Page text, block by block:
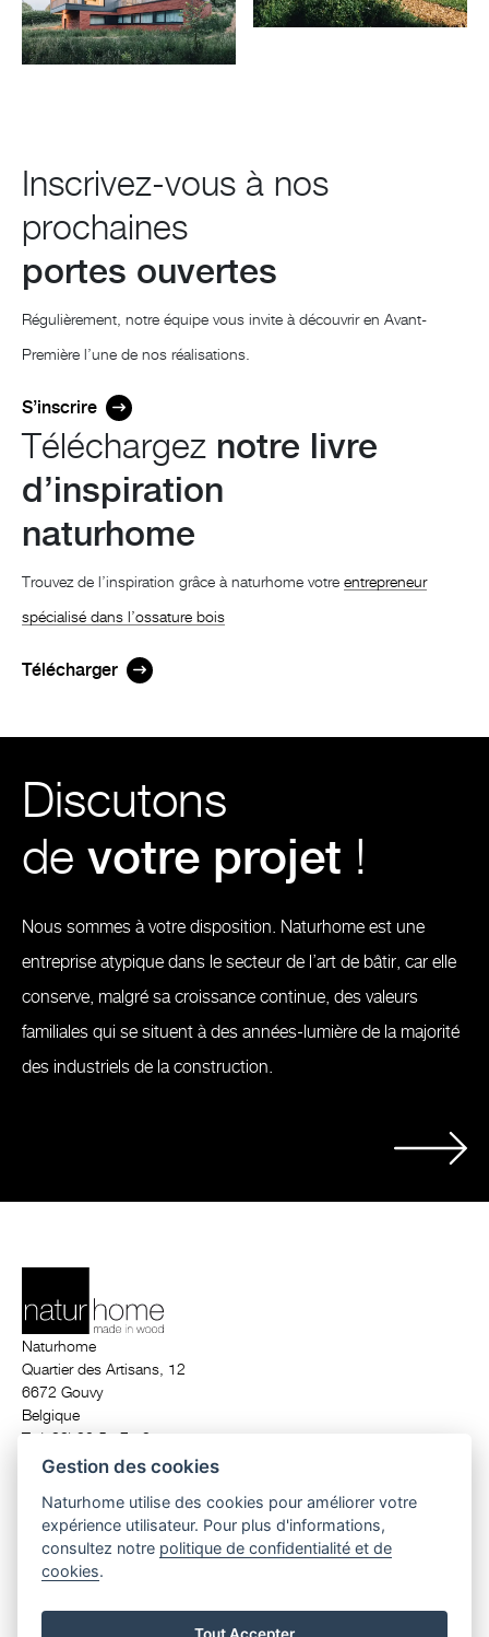
Inscrivez-vous à nos
prochaines
portes ouvertes
Régulièrement, notre équipe vous invite à découvrir en Avant-
Première l’une de nos réalisations.
S’inscrire
Téléchargez notre livre
d’inspiration
naturhome
Trouvez de l’inspiration grâce à naturhome votre entrepreneur
spécialisé dans l’ossature bois
Télécharger
Discutons
de votre projet !
Nous sommes à votre disposition. Naturhome est une
entreprise atypique dans le secteur de l’art de bâtir, car elle
conserve, malgré sa croissance continue, des valeurs
familiales qui se situent à des années-lumière de la majorité
des industriels de la construction.
Naturhome
Quartier des Artisans, 12
6672 Gouvy
Belgique
info@naturhome.be
© 2026 Naturhome.All rights reserved.
maison écologique en bois|ossature bois|construction maison en bois
belgique|maison de luxe belgique
Gestion des cookies
Naturhome utilise des cookies pour améliorer votre
expérience utilisateur. Pour plus d'informations,
consultez notre politique de confidentialité et de
cookies.